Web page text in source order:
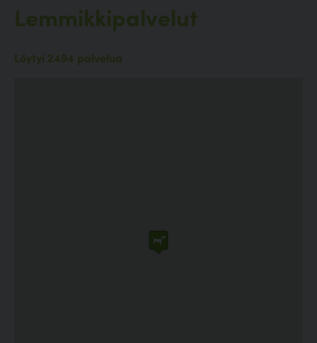
Lemmikkipalvelut
Löytyi 2494 palvelua